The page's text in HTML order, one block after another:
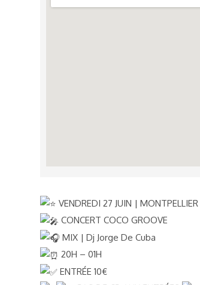
VENDREDI 27 JUIN | MONTPELLIER
CONCERT COCO GROOVE
MIX | Dj Jorge De Cuba
20H – 01H
ENTRÉE 10€